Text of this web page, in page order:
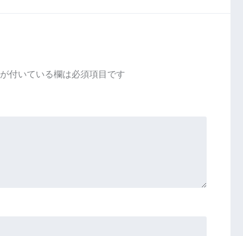
が付いている欄は必須項目です